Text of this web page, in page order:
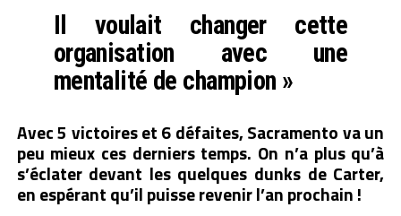
Il voulait changer cette
organisation avec une
mentalité de champion »
Avec 5 victoires et 6 défaites, Sacramento va un
peu mieux ces derniers temps. On n’a plus qu’à
s’éclater devant les quelques dunks de Carter,
en espérant qu’il puisse revenir l’an prochain !